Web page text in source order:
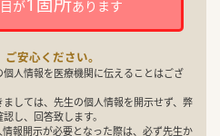
が あります
安心ください。
人情報を医療機関に伝えることはござ
しては、先生の個人情報を開示せず、弊
し、回答致します。
報開示が必要となった際は、必ず先生か